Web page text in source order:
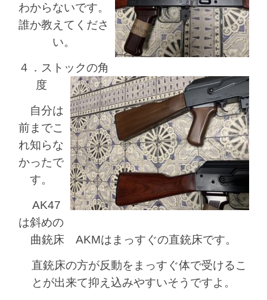
わからないです。
誰か教えてくださ
い。
４．ストックの角
度
自分は
前までこ
れ知らな
かったで
す。
AK47
は斜めの
曲銃床 AKMはまっすぐの直銃床です。
直銃床の方が反動をまっすぐ体で受けるこ
とが出来て抑え込みやすいそうですよ。